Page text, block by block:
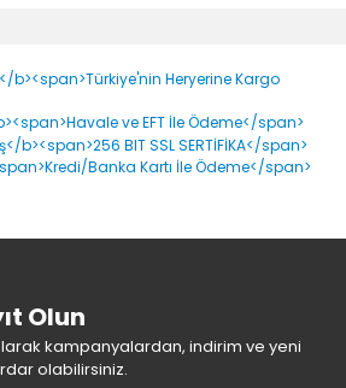
Yorum Yaz
bozuk veya görüntülenemiyor.
eksik bilgiler bulunuyor.
hatalar bulunuyor.
Olun
kampanyalardan, indirim ve yeni
olabilirsiniz.